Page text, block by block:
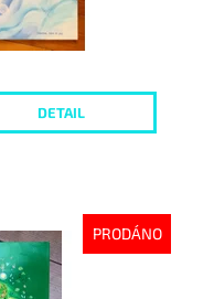
DETAIL
PRODÁNO